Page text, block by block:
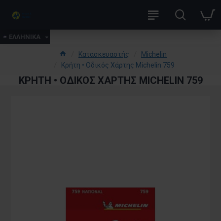
ΕΛΛΗΝΙΚΑ
Κατασκευαστής
Michelin
Κρήτη • Οδικός Χάρτης Michelin 759
ΚΡΉΤΗ • ΟΔΙΚΌΣ ΧΆΡΤΗΣ MICHELIN 759